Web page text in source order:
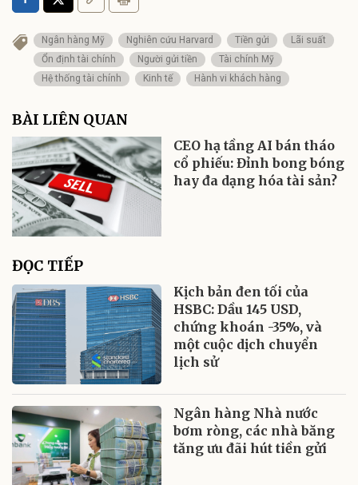
Ngân hàng Mỹ Nghiên cứu Harvard Tiền gửi
Lãi suất
Ổn định tài chính
Người gửi tiền
Tài chính Mỹ
Hệ thống tài chính
Kinh tế Hành vi khách hàng
BÀI LIÊN QUAN
CEO hạ tầng AI bán tháo
cổ phiếu: Đỉnh bong bóng
hay đa dạng hóa tài sản?
ĐỌC TIẾP
Kịch bản đen tối của
HSBC: Dầu 145 USD,
chứng khoán -35%, và
một cuộc dịch chuyển
lịch sử
Ngân hàng Nhà nước
bơm ròng, các nhà băng
tăng ưu đãi hút tiền gửi